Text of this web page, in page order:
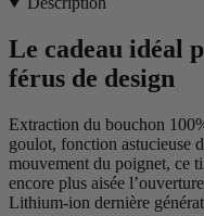
Le cadeau idéal
férus de design
Extraction du bouchon
goulot, fonction astucieuse
mouvement du poignet, ce
encore plus aisée
Lithium-ion dernière